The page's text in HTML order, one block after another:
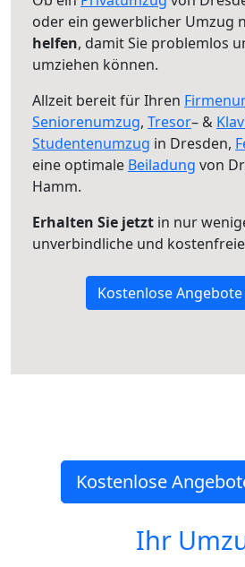
oder ein gewerblicher Umzug
helfen, damit Sie problemlos
umziehen können.
Allzeit bereit für Ihren
Seniorenumzug, Tresor– &
Studentenumzug in Dresden,
eine optimale Beiladung von
Hamm.
Erhalten Sie jetzt in nur
unverbindliche und
Kostenlose
Kostenlose
Ihr